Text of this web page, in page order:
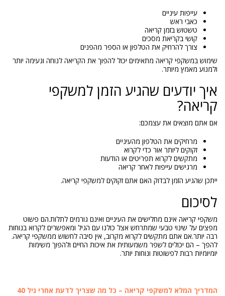
עייפות עיניים
כאבי ראש
טשטוש בזמן קריאה
קושי בקריאת מסכים
צורך להרחיק את הטלפון או הספר מהפנים
שימוש במשקפי קריאה מתאימים יכול להפוך את הקריאה לנוחה ונעימה יותר
ולמנוע מאמץ מיותר.
איך יודעים שהגיע הזמן למשקפי
קריאה?
אם אתם מוצאים את עצמכם:
מרחיקים את הטלפון מהעיניים
זקוקים ליותר אור כדי לקרוא
מתקשים לקרוא תפריטים או הודעות
מרגישים עייפות לאחר קריאה
ייתכן שהגיע הזמן לבדוק האם אתם זקוקים למשקפי קריאה.
לסיכום
משקפי קריאה אינם מחלישים את העיניים ואינם גורמים לתלות.הם פשוט
מפצים על שינוי טבעי שמתרחש אצל כולנו עם הגיל ומאפשרים לקרוא בנוחות
רבה יותר.אם אתם מתקשים לקרוא מקרוב, אין סיבה לחשוש ממשקפי קריאה.
להפך – הם יכולים לשפר משמעותית את איכות החיים ולהפוך משימות
יומיומיות רבות לפשוטות ונוחות יותר.
המדריך המלא למשקפי קריאה – כל מה שצריך לדעת אחרי גיל 40